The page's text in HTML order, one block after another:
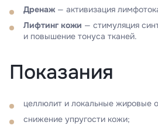
Дренаж — активизация
Лифтинг кожи — стимуляция
и повышение тонуса тканей.
Показания
целлюлит и локальные жировые
снижение упругости кожи;